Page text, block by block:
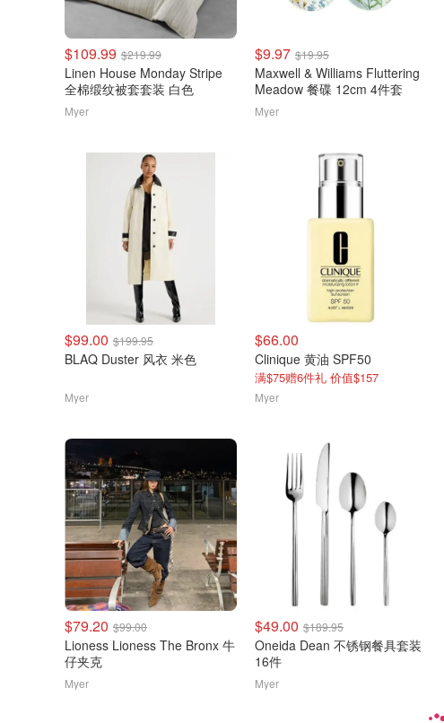
$109.99 $219.99
Linen House Monday Stripe
全棉缎纹被套套装 白色
Myer
$9.97 $19.95
Maxwell & Williams Fluttering
Meadow 餐碟 12cm 4件套
Myer
$99.00 $199.95
BLAQ Duster 风衣 米色
Myer
$66.00
Clinique 黄油 SPF50
满$75赠6件礼 价值$157
Myer
$79.20 $99.00
Lioness Lioness The Bronx 牛
仔夹克
Myer
$49.00 $189.95
Oneida Dean 不锈钢餐具套装
16件
Myer